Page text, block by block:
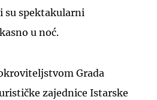
su spektakularni
u noć.
Grada
zajednice Istarske